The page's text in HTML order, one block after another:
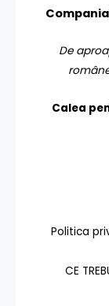
De
Calea
Politica
CE